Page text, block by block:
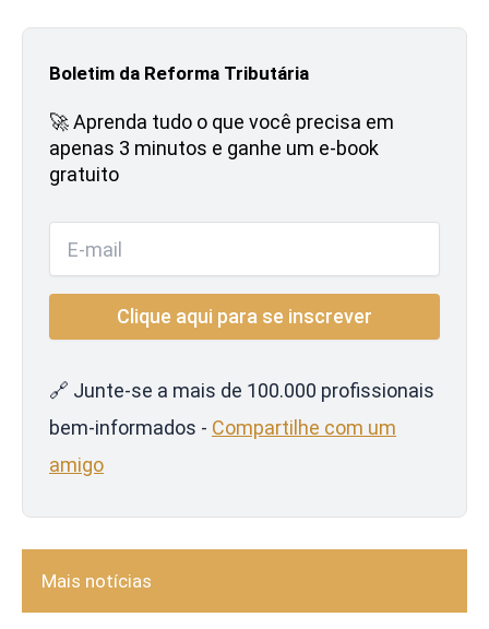
Boletim da Reforma Tributária
🚀 Aprenda tudo o que você precisa em
apenas 3 minutos e ganhe um e-book
gratuito
🔗 Junte-se a mais de 100.000 profissionais
bem-informados - Compartilhe com um
amigo
Mais notícias